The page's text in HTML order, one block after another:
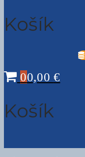
Košík
00,00 €
Košík